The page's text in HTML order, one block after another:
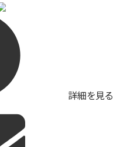
詳細を見る